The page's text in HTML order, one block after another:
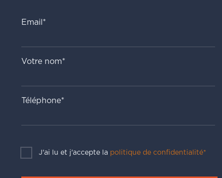
Email*
Votre nom*
Téléphone*
J'ai lu et j'accepte la politique de confidentialité*